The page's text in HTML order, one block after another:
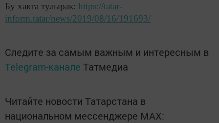
Бу хакта тулырак: https://tatar-
inform.tatar/news/2019/08/16/191693/
Следите за самым важным и интересным в
Telegram-канале Татмедиа
Читайте новости Татарстана в
национальном мессенджере MАХ: